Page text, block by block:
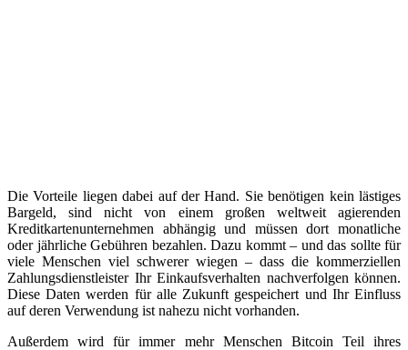
Die Vorteile liegen dabei auf der Hand. Sie benötigen kein lästiges
Bargeld, sind nicht von einem großen weltweit agierenden
Kreditkartenunternehmen abhängig und müssen dort monatliche
oder jährliche Gebühren bezahlen. Dazu kommt – und das sollte für
viele Menschen viel schwerer wiegen – dass die kommerziellen
Zahlungsdienstleister Ihr Einkaufsverhalten nachverfolgen können.
Diese Daten werden für alle Zukunft gespeichert und Ihr Einfluss
auf deren Verwendung ist nahezu nicht vorhanden.
Außerdem wird für immer mehr Menschen Bitcoin Teil ihres